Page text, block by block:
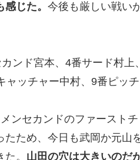
じた。 今後も厳しい戦い
ンド宮本、4番サード村上
ャッチャー中村、9番ピッ
ンセカンドのファースト
ため、今日も武岡か元山
。 山田の穴は大きいのだ